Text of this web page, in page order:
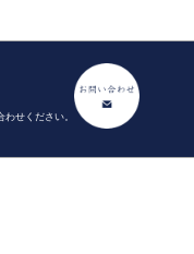
せください。